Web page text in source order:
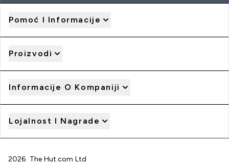
Pomoć I Informacije
Proizvodi
Informacije O Kompaniji
Lojalnost I Nagrade
2026 The Hut.com Ltd